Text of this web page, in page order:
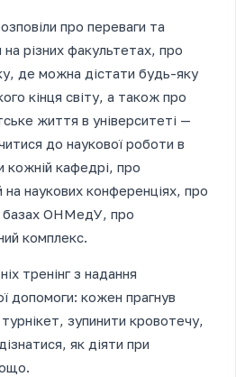
про переваги та
на різних факультетах, про
де можна дістати будь-яку
кінця світу, а також про
життя в університеті —
до наукової роботи в
кожній кафедрі, про
на наукових конференціях, про
базах ОНМедУ, про
комплекс.
тренінг з надання
допомоги: кожен прагнув
зупинити кровотечу,
як діяти при